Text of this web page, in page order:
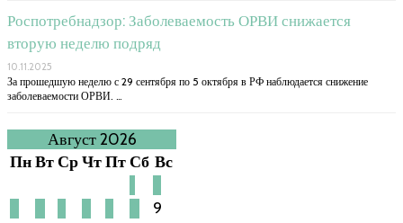
Роспотребнадзор: Заболеваемость ОРВИ снижается
вторую неделю подряд
10.11.2025
За прошедшую неделю с 29 сентября по 5 октября в РФ наблюдается снижение
заболеваемости ОРВИ. …
Август 2026
ПнВтСрЧтПтСб Вс
9